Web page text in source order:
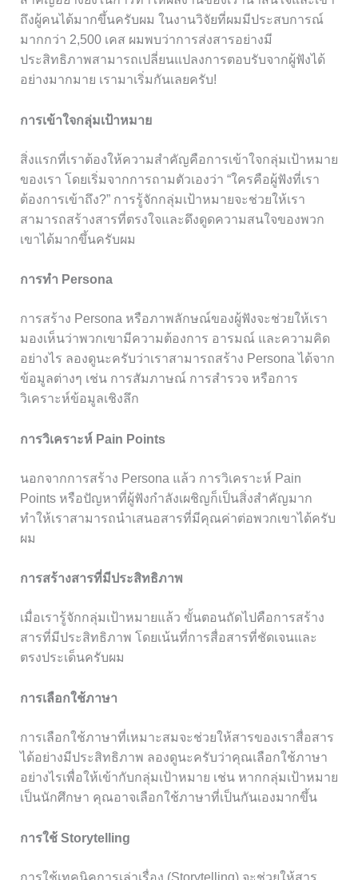
ถึงผู้คนได้มากขึ้นครับผม ในงานวิจัยที่ผมมีประสบการณ์
มากกว่า 2,500 เคส ผมพบว่าการส่งสารอย่างมี
ประสิทธิภาพสามารถเปลี่ยนแปลงการตอบรับจากผู้ฟังได้
อย่างมากมาย เรามาเริ่มกันเลยครับ!
การเข้าใจกลุ่มเป้าหมาย
สิ่งแรกที่เราต้องให้ความสำคัญคือการเข้าใจกลุ่มเป้าหมาย
ของเรา โดยเริ่มจากการถามตัวเองว่า “ใครคือผู้ฟังที่เรา
ต้องการเข้าถึง?” การรู้จักกลุ่มเป้าหมายจะช่วยให้เรา
สามารถสร้างสารที่ตรงใจและดึงดูดความสนใจของพวก
เขาได้มากขึ้นครับผม
การทำ Persona
การสร้าง Persona หรือภาพลักษณ์ของผู้ฟังจะช่วยให้เรา
มองเห็นว่าพวกเขามีความต้องการ อารมณ์ และความคิด
อย่างไร ลองดูนะครับว่าเราสามารถสร้าง Persona ได้จาก
ข้อมูลต่างๆ เช่น การสัมภาษณ์ การสำรวจ หรือการ
วิเคราะห์ข้อมูลเชิงลึก
การวิเคราะห์ Pain Points
นอกจากการสร้าง Persona แล้ว การวิเคราะห์ Pain
Points หรือปัญหาที่ผู้ฟังกำลังเผชิญก็เป็นสิ่งสำคัญมาก
ทำให้เราสามารถนำเสนอสารที่มีคุณค่าต่อพวกเขาได้ครับ
ผม
การสร้างสารที่มีประสิทธิภาพ
เมื่อเรารู้จักกลุ่มเป้าหมายแล้ว ขั้นตอนถัดไปคือการสร้าง
สารที่มีประสิทธิภาพ โดยเน้นที่การสื่อสารที่ชัดเจนและ
ตรงประเด็นครับผม
การเลือกใช้ภาษา
การเลือกใช้ภาษาที่เหมาะสมจะช่วยให้สารของเราสื่อสาร
ได้อย่างมีประสิทธิภาพ ลองดูนะครับว่าคุณเลือกใช้ภาษา
อย่างไรเพื่อให้เข้ากับกลุ่มเป้าหมาย เช่น หากกลุ่มเป้าหมาย
เป็นนักศึกษา คุณอาจเลือกใช้ภาษาที่เป็นกันเองมากขึ้น
การใช้ Storytelling
การใช้เทคนิคการเล่าเรื่อง (Storytelling) จะช่วยให้สาร